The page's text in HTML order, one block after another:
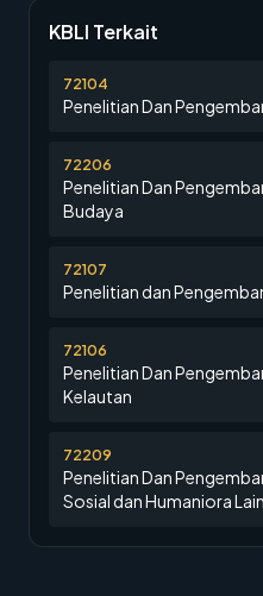
KBLI Terkait
72104
Penelitian Dan
72206
Penelitian Dan
Budaya
72107
Penelitian dan
72106
Penelitian Dan
Kelautan
72209
Penelitian Dan
Sosial dan Humaniora